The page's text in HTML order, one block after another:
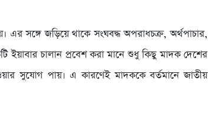
সঙ্গে জড়িয়ে থাকে সংঘবদ্ধ অপরাধচক্র, অর্থপাচার,
ইয়াবার চালান প্রবেশ করা মানে শুধু কিছু মাদক দেশের
সুযোগ পায়। এ কারণেই মাদককে বর্তমানে জাতীয়